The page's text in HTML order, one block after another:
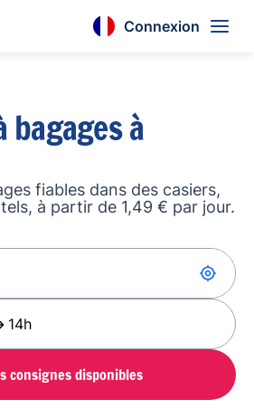
Connexion
bagages à
fiables dans des casiers,
à partir de 1,49 € par jour.
14h
consignes disponibles